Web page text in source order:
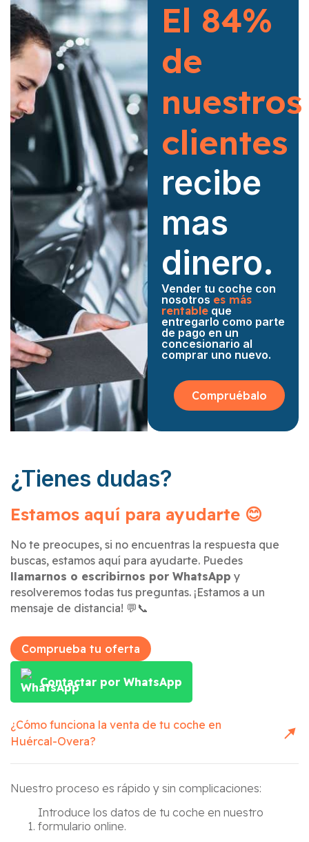
El 84%
de
nuestros
clientes
recibe
mas
dinero.
Vender tu coche con
nosotros es más
rentableque
entregarlo como parte
de pago en un
concesionario al
comprar uno nuevo.
Compruébalo
¿Tienes dudas?
Estamos aquí para ayudarte 😊
No te preocupes, si no encuentras la respuesta que
buscas, estamos aquí para ayudarte. Puedes
llamarnos o escribirnos por WhatsApp y
resolveremos todas tus preguntas. ¡Estamos a un
mensaje de distancia! 💬📞
Comprueba tu oferta
Contactar por WhatsApp
¿Cómo funciona la venta de tu coche en
Huércal-Overa?
Nuestro proceso es rápido y sin complicaciones:
Introduce los datos de tu coche en nuestro
formulario online.